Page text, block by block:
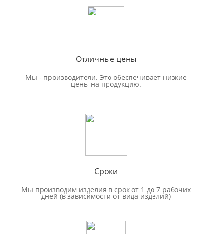
Отличные цены
Мы - производители. Это обеспечивает низкие
цены на продукцию.
Сроки
Мы производим изделия в срок от 1 до 7 рабочих
дней (в зависимости от вида изделий)